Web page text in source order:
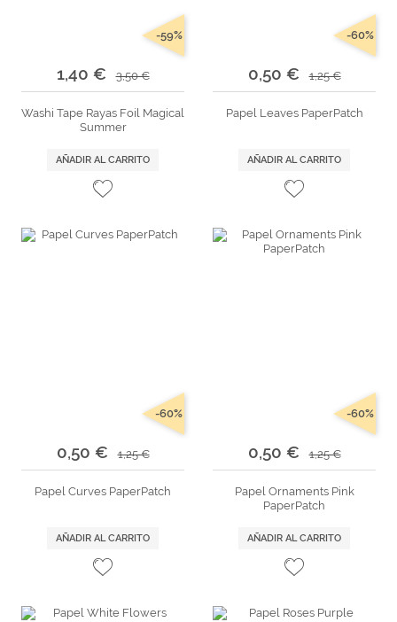
1,40 € 3,50 €
-59%
Washi Tape Rayas Foil Magical
Summer
AÑADIR AL CARRITO
0,50 € 1,25 €
-60%
Papel Leaves PaperPatch
AÑADIR AL CARRITO
0,50 € 1,25 €
-60%
Papel Curves PaperPatch
AÑADIR AL CARRITO
0,50 € 1,25 €
-60%
Papel Ornaments Pink
PaperPatch
AÑADIR AL CARRITO